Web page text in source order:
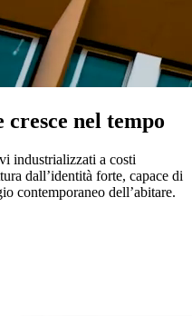
nel tempo
industrializzati a costi
dall’identità forte, capace di
contemporaneo dell’abitare.